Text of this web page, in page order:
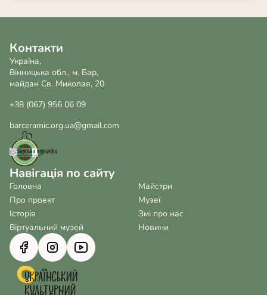
Контакти
Україна,
Вінницька обл., м. Бар,
майдан Св. Миколая, 20
+38 (067) 956 06 09
barceramic.org.ua@gmail.com
Навігація по сайту
Головна
Про проект
Історія
Віртуальний музей
Майстри
Музеї
Змі про нас
Новини